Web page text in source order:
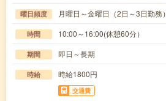
曜日頻度 月曜日～金曜日（2日～3日勤務）
時間 10:00～16:00(休憩60分）
期間 即日～長期
時給 時給1800円
交通費